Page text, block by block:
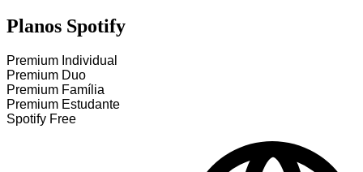
Planos Spotify
Premium Individual
Premium Duo
Premium Família
Premium Estudante
Spotify Free